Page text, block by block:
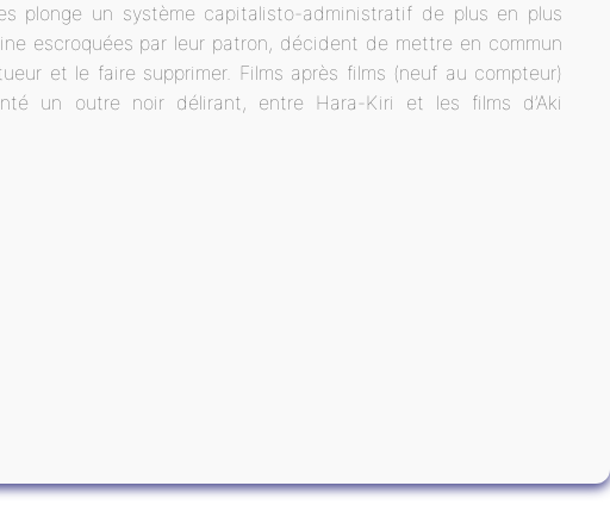
plonge un système capitalisto-administratif de plus en plus
escroquées par leur patron, décident de mettre en commun
et le faire supprimer. Films après films (neuf au compteur)
un outre noir délirant, entre Hara-Kiri et les films d’Aki